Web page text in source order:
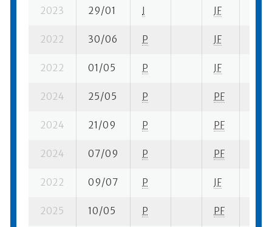
2023 29/01 I JF
2022 30/06 P JF
2022 01/05 P JF
2024 25/05 P PF
2024 21/09 P PF
2024 07/09 P PF
2022 09/07 P JF
2025 10/05 P PF